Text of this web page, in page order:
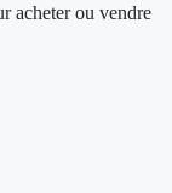
acheter ou vendre